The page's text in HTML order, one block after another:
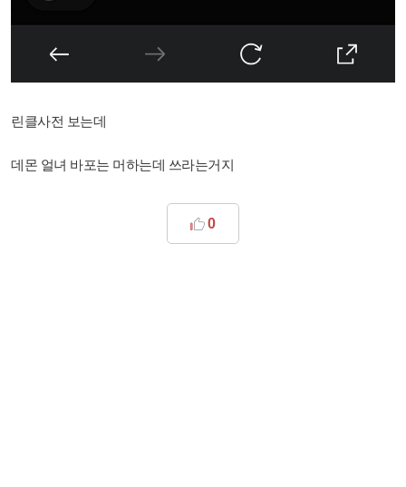
린클사전 보는데
데몬 얼녀 바포는 머하는데 쓰라는거지
0